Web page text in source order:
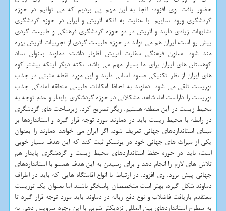
حضور یافت. وی افزود: آنجا به این مهم پی بردیم كه می توانیم در حوزه
گردشگری ورود نماییم. با عنایت به آنكه اتریش و ایران در حوزه گردشگری
تشابهات زیادی دارند و اتریش در دو حوزه گردشگری فرهنگی و طبیعت گردی
پیش رو است، ایران هم می تواند در حوزه طبیعت گردی از تجربیات اتریش بهره
مند شود. معاون فرهنگی سفارت اتریش اظهار داشت: دماوند بعنوان نماد
كوهستان های ایران برای ما بسیار مهم می باشد. نكته دیگر اینكه بیشتر كوه
های ایران از نظر تكنیكی صعود آسانی دارند و این مورد نقطه مثبتی در جذب
توریست تلقی می شود. دماوند به لحاظ امكانات طبیعی منطقه آمادگی جذب
توریست را داراست اما، شاهد مشكلاتی در حوزه گردشگری پایدار و عدم توجه به
محیط زیست در این منطقه هستیم. ریگر تصریح كرد: زیرساخت های گردشگری
در رابطه با محیط زیست باید در دماوند مورد توجه قرار گیرد و استانداردها بر
مبنای استانداردهای جهانی تعریف شود. اگر ایران می خواهد دماوند را بعنوان
یكی از میراث های جهانی خود در یونسكو ثبت كند كه این هدف بسیار خوبی
است، باید در حوزه حفظ استانداردهای محیط زیست و گردشگری پایدار هم
تلاش های لازم را انجام دهد و برای رسیدن به این هدف همسو با استانداردهای
جهانی پیش برود. وی افزود: در ارتباط با انواع اقامتگاه هایی كه باید در اطراف
دماوند شكل گیرد، بهتر است متخصصان پاسخگو باشند اما بعنوان یك توریست
معتقدم بازیافت فاضلاب و نوع دفع زباله در دماوند باید مورد توجه قرار گیرد تا
به سطوح استانداردهای بین المللی نزدیكتر شویم با این وجود سرویس دهی به